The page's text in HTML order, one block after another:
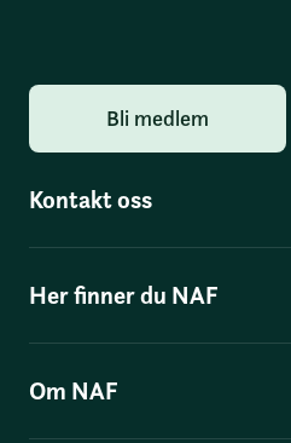
Bli medlem
Kontakt oss
Her finner du NAF
Om NAF